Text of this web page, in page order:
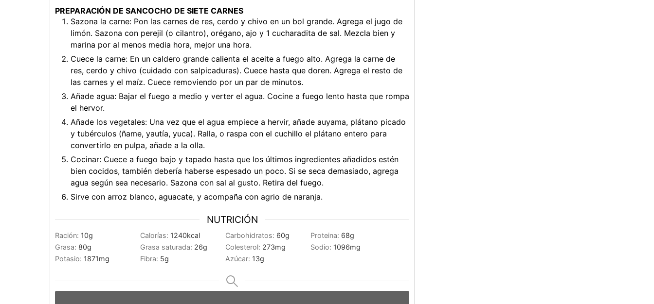
PREPARACIÓN DE SANCOCHO DE SIETE CARNES
Sazona la carne: Pon las carnes de res, cerdo y chivo en un bol grande. Agrega el jugo de
limón. Sazona con perejil (o cilantro), orégano, ajo y 1 cucharadita de sal. Mezcla bien y
marina por al menos media hora, mejor una hora.
Cuece la carne: En un caldero grande calienta el aceite a fuego alto. Agrega la carne de
res, cerdo y chivo (cuidado con salpicaduras). Cuece hasta que doren. Agrega el resto de
las carnes y el maíz. Cuece removiendo por un par de minutos.
Añade agua: Bajar el fuego a medio y verter el agua. Cocine a fuego lento hasta que rompa
el hervor.
Añade los vegetales: Una vez que el agua empiece a hervir, añade auyama, plátano picado
y tubérculos (ñame, yautía, yuca). Ralla, o raspa con el cuchillo el plátano entero para
convertirlo en pulpa, añade a la olla.
Cocinar: Cuece a fuego bajo y tapado hasta que los últimos ingredientes añadidos estén
bien cocidos, también debería haberse espesado un poco. Si se seca demasiado, agrega
agua según sea necesario. Sazona con sal al gusto. Retira del fuego.
Sirve con arroz blanco, aguacate, y acompaña con agrio de naranja.
NUTRICIÓN
Ración: 10g Calorías: 1240kcal Carbohidratos: 60g Proteina: 68g
Grasa: 80g Grasa saturada: 26g Colesterol: 273mg Sodio: 1096mg
Potasio: 1871mg Fibra: 5g Azúcar: 13g